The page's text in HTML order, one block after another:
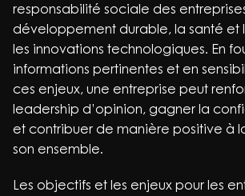
responsabilité sociale des entreprises
développement durable, la santé et
les innovations technologiques. En
informations pertinentes et en
ces enjeux, une entreprise peut
leadership d’opinion, gagner la
et contribuer de manière positive à
son ensemble.
Les objectifs et les enjeux pour les